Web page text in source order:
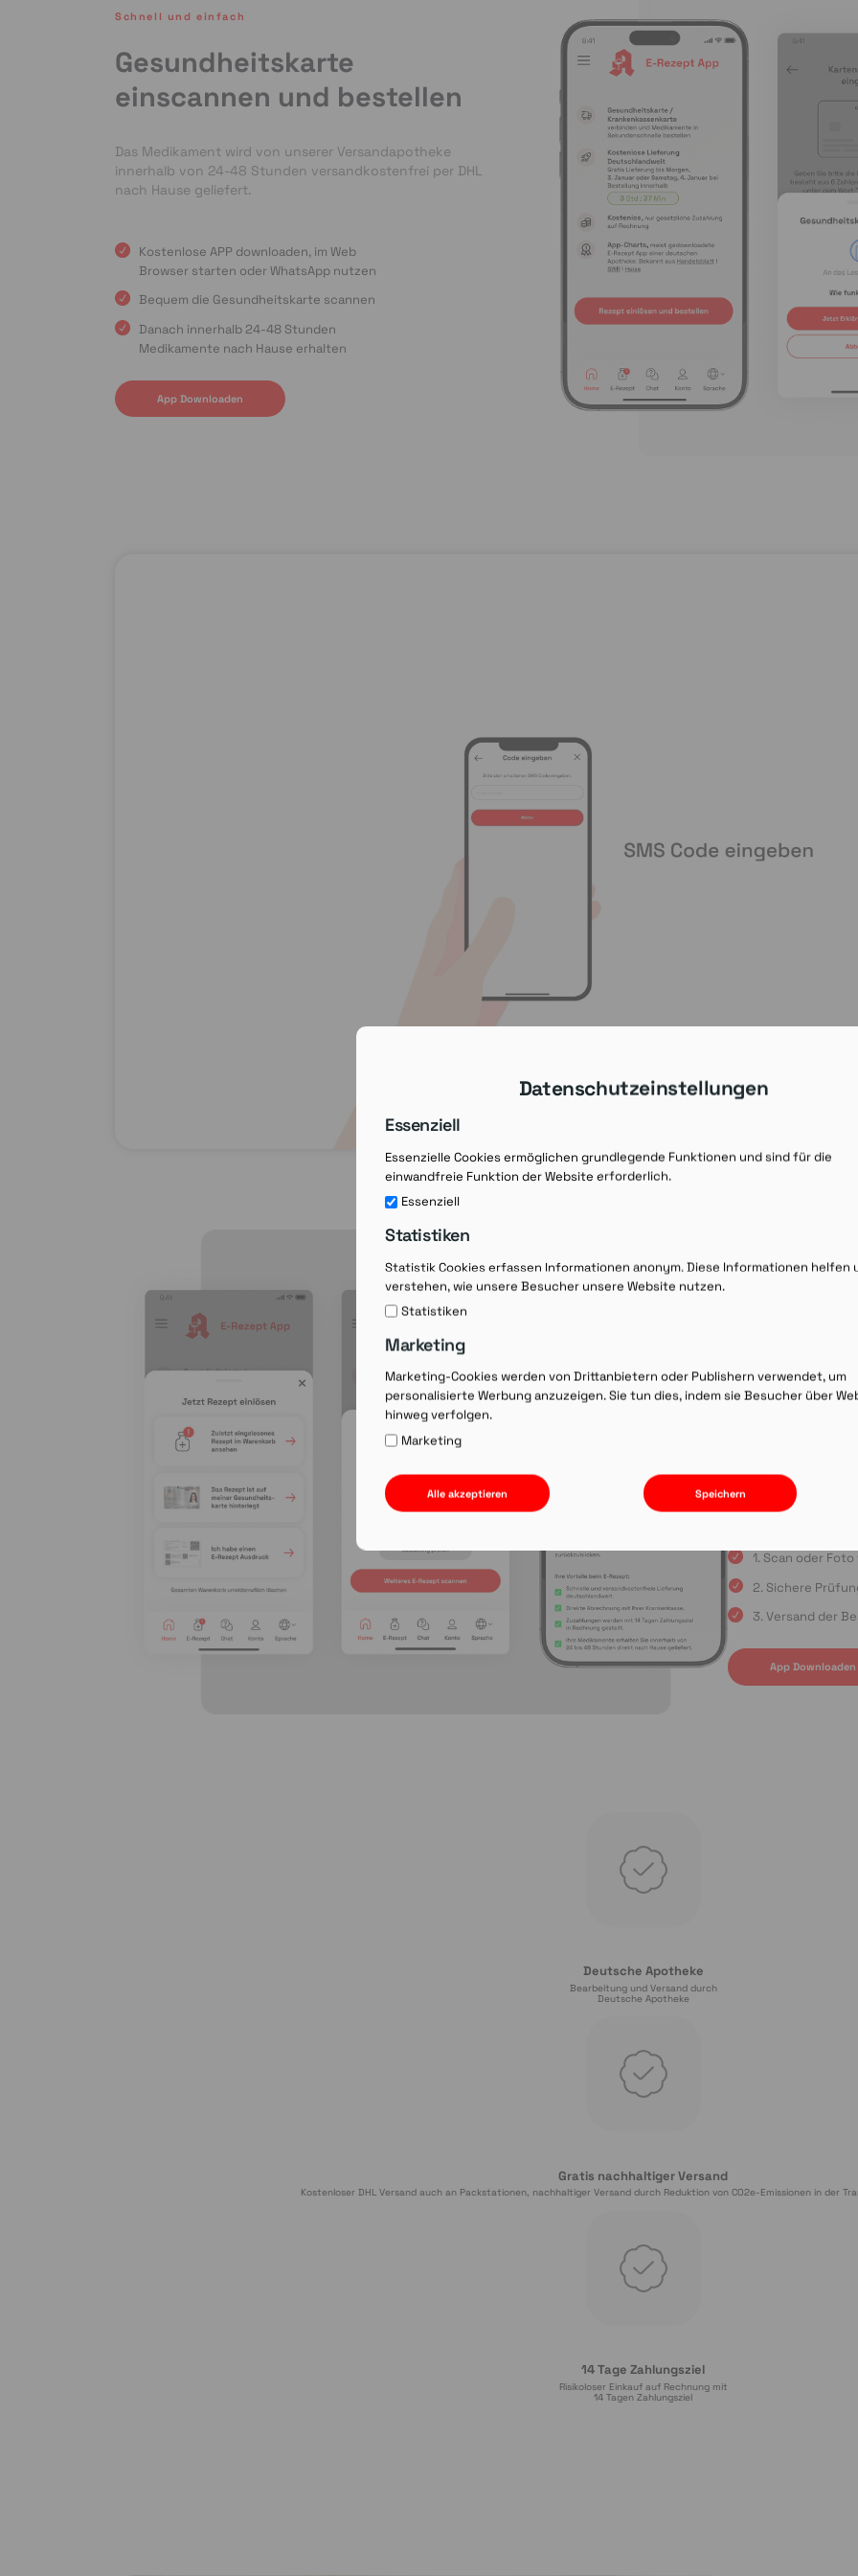
Schnell und einfach
Gesundheitskarte
einscannen und bestellen
Das Medikament wird von unserer Versandapotheke
innerhalb von 24-48 Stunden versandkostenfrei per DHL
nach Hause geliefert.
Kostenlose APP downloaden, im Web
Browser starten oder WhatsApp nutzen
Bequem die Gesundheitskarte scannen
Danach innerhalb 24-48 Stunden
Medikamente nach Hause erhalten
App Downloaden
Rezept-Ausdruck
Rezept-
Wir laden Sie ein,
Rezepte schnell
oder die
sind Sie immer in
Apple App Store
uns auf Ihre
1. Scan oder
2. Sichere
3. Versand der
App Downloaden
Deutsche Apotheke
Bearbeitung und Versand durch
Deutsche Apotheke
Gratis nachhaltiger Versand
Kostenloser DHL Versand auch an Packstationen, nachhaltiger Versand durch Reduktion von CO2e-Emissionen in der
14 Tage Zahlungsziel
Risikoloser Einkauf auf Rechnung mit
14 Tagen Zahlungsziel
Datenschutzeinstellungen
Essenziell
Essenzielle Cookies ermöglichen grundlegende Funktionen und sind für die
einwandfreie Funktion der Website erforderlich.
Essenziell
Statistiken
Statistik Cookies erfassen Informationen anonym. Diese Informationen helfen
verstehen, wie unsere Besucher unsere Website nutzen.
Statistiken
Marketing
Marketing-Cookies werden von Drittanbietern oder Publishern verwendet, um
personalisierte Werbung anzuzeigen. Sie tun dies, indem sie Besucher über
hinweg verfolgen.
Marketing
Alle akzeptieren Speichern